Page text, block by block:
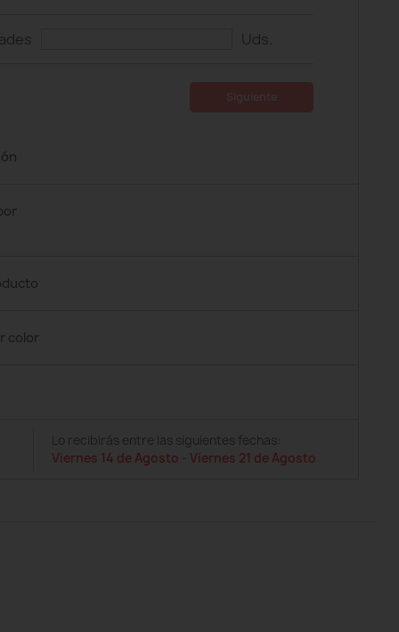
Uds.
color
Lo recibirás entre las siguientes fechas:
Viernes 14 de Agosto - Viernes 21 de Agosto